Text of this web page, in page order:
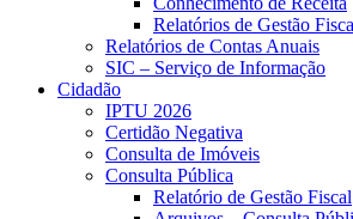
Relatórios de Gestão
Relatórios de Contas Anuais
SIC – Serviço de Informação
Cidadão
IPTU 2026
Certidão Negativa
Consulta de Imóveis
Consulta Pública
Relatório de Gestão Fiscal